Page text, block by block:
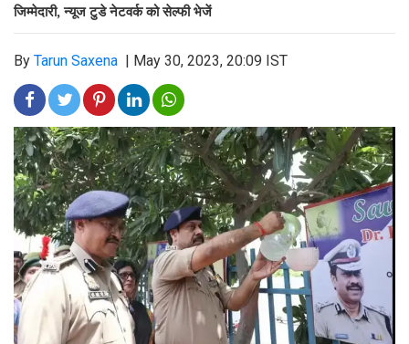
जिम्मेदारी, न्यूज टुडे नेटवर्क को सेल्फी भेजें
By Tarun Saxena May 30, 2023, 20:09 IST